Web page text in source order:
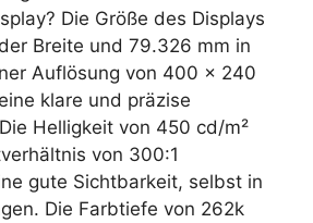
Die Größe des Displays
Breite und 79.326 mm in
Auflösung von 400 x 240
klare und präzise
Helligkeit von 450 cd/m²
von 300:1
gute Sichtbarkeit, selbst in
Die Farbtiefe von 262k